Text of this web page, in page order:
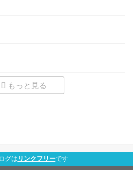
もっと見る
グは リンクフリーです